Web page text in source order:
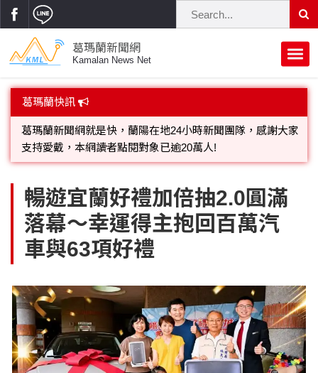
葛瑪蘭新聞網
Kamalan News Net
首頁
蘭陽大代誌
府會議題
街坊大小事
交通警消
地方大小事
校園動態
原住民動態
立法院
黨政新聞
府院動態
選舉新聞
總統大選
立委選舉
縣市長選舉
議員民代選舉
鄉鎮長村里長選舉
溫馨關懷
親子活動
公益行善
溫馨關懷
藝文走廊
民俗薪傳
藝文展覽
專題講座
時尚你我他
休閒旅遊
時尚行業
醫療養生
醫藥新訊
產業科技
葛瑪蘭快訊
葛瑪蘭新聞網就是快，蘭陽在地24小時新聞團隊，感謝大家
支持愛戴，本網讀者點閱對象已逾20萬人!
網;詳洽各記者或聯繫：0910-259565洽詢。
暢遊宜蘭好禮加倍抽2.0圓滿
落幕～幸運得主抱回百萬汽
車與63項好禮